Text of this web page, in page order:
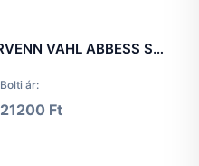
ADEPTA SORORITAS: MORVENN VAHL ABBESS SANCTORUM OF THE ADEPTA SORORITAS
Bolti ár:
21200 Ft